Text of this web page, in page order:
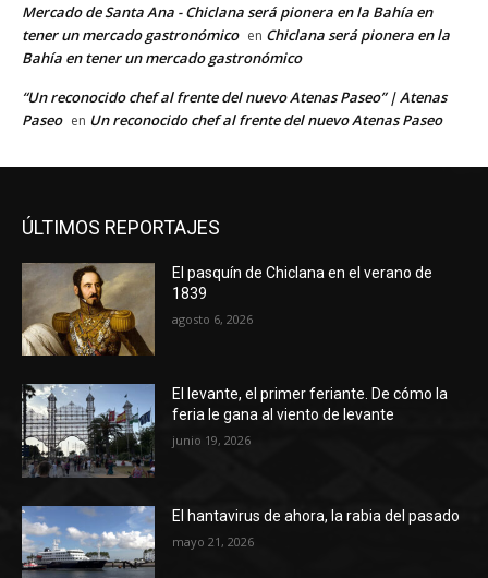
Mercado de Santa Ana - Chiclana será pionera en la Bahía en
tener un mercado gastronómico en Chiclana será pionera en la
Bahía en tener un mercado gastronómico
“Un reconocido chef al frente del nuevo Atenas Paseo” | Atenas
Paseo en Un reconocido chef al frente del nuevo Atenas Paseo
ÚLTIMOS REPORTAJES
El pasquín de Chiclana en el verano de
1839
agosto 6, 2026
El levante, el primer feriante. De cómo la
feria le gana al viento de levante
junio 19, 2026
El hantavirus de ahora, la rabia del pasado
mayo 21, 2026